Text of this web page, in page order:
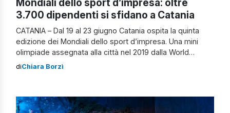
3.700 dipendenti si sfidano a Catania
CATANIA – Dal 19 al 23 giugno Catania ospita la quinta
edizione dei Mondiali dello sport d’impresa. Una mini
olimpiade assegnata alla città nel 2019 dalla World
Federation for Company Sport che vedrà aziende
competizioni, la coesione e […]
diChiara Borzì